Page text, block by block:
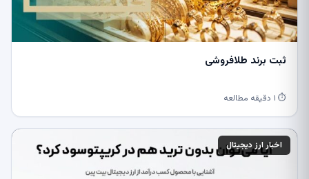
ثبت برند طلافروشی
⏱ ۱ دقیقه مطالعه
اخبار ارز دیجیتال